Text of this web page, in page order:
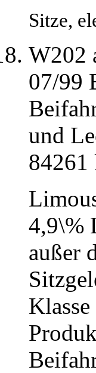
Sitze,
W202
07/99
und
84261
4,9\%
außer